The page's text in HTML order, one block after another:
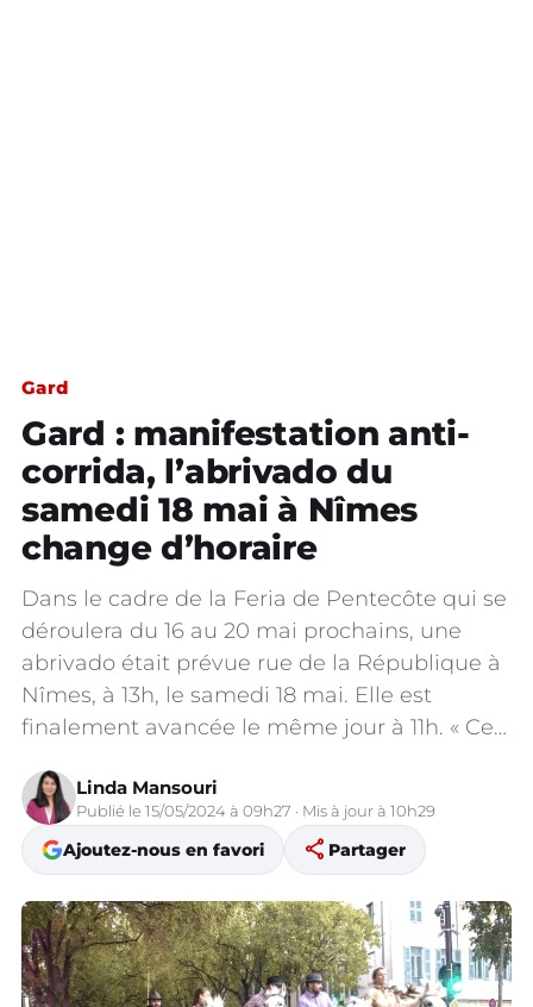
Gard
Gard : manifestation anti-
corrida, l’abrivado du
samedi 18 mai à Nîmes
change d’horaire
Dans le cadre de la Feria de Pentecôte qui se
déroulera du 16 au 20 mai prochains, une
abrivado était prévue rue de la République à
Nîmes, à 13h, le samedi 18 mai. Elle est
finalement avancée le même jour à 11h. « Ce…
Linda Mansouri
Publié le 15/05/2024 à 09h27 · Mis à jour à 10h29
Ajoutez-nous en favori share Partager